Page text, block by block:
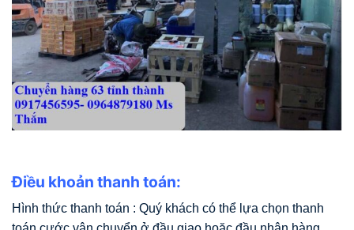
Điều khoản thanh toán:
Hình thức thanh toán : Quý khách có thể lựa chọn thanh